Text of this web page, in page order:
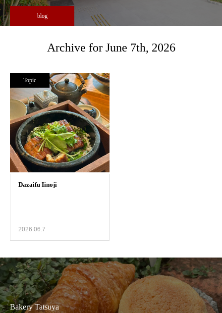
blog
Archive for June 7th, 2026
Topic
2026.06.7
Bakery Tatsuya